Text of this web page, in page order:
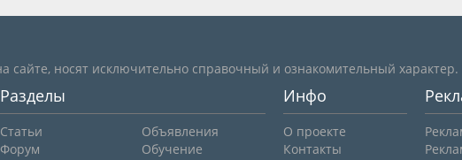
сайте, носят исключительно справочный и ознакомительный характер.
Разделы
Статьи
Форум
Объявления
Обучение
Инфо
О проекте
Контакты